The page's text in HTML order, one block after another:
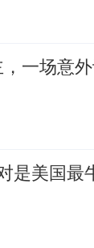
一场意
是美国最